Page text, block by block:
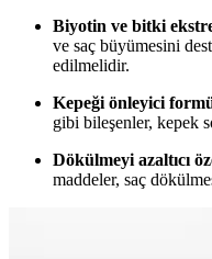
Biyotin ve bitki
ve saç büyümesini
edilmelidir.
Kepeği önleyici
gibi bileşenler, kepek
Dökülmeyi azaltıcı
maddeler, saç